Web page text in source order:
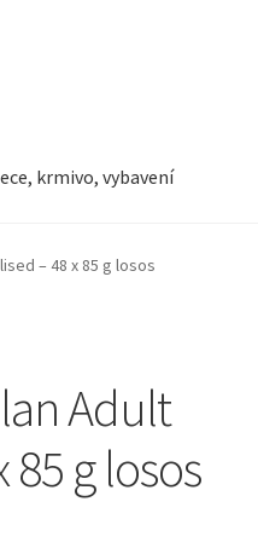
krmivo, vybavení
pro kočky
– 48 x 85 g losos
Adult
85 g losos